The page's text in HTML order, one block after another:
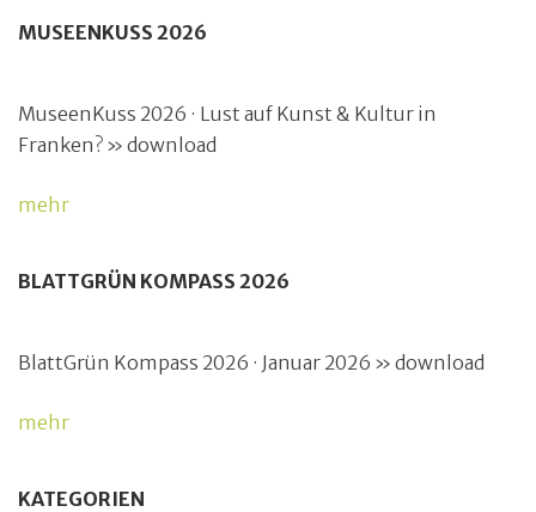
MUSEENKUSS 2026
MuseenKuss 2026 · Lust auf Kunst & Kultur in
Franken? » download
mehr
BLATTGRÜN KOMPASS 2026
BlattGrün Kompass 2026 · Januar 2026 » download
mehr
KATEGORIEN